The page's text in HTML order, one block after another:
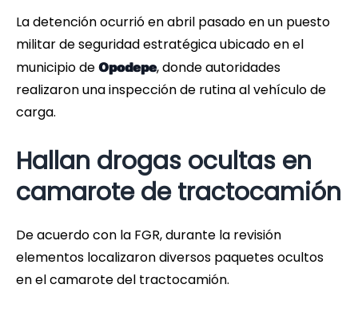
La detención ocurrió en abril pasado en un puesto
militar de seguridad estratégica ubicado en el
municipio de Opodepe, donde autoridades
realizaron una inspección de rutina al vehículo de
carga.
Hallan drogas ocultas en
camarote de tractocamión
De acuerdo con la FGR, durante la revisión
elementos localizaron diversos paquetes ocultos
en el camarote del tractocamión.